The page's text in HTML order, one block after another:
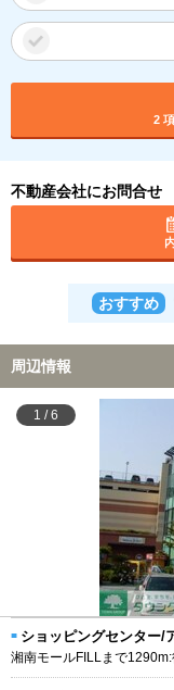
2
不動産会社にお問合せ
おすすめ
周辺情報
1 /6
ショッピングセンター/
湘南モールFILLまで1290m: